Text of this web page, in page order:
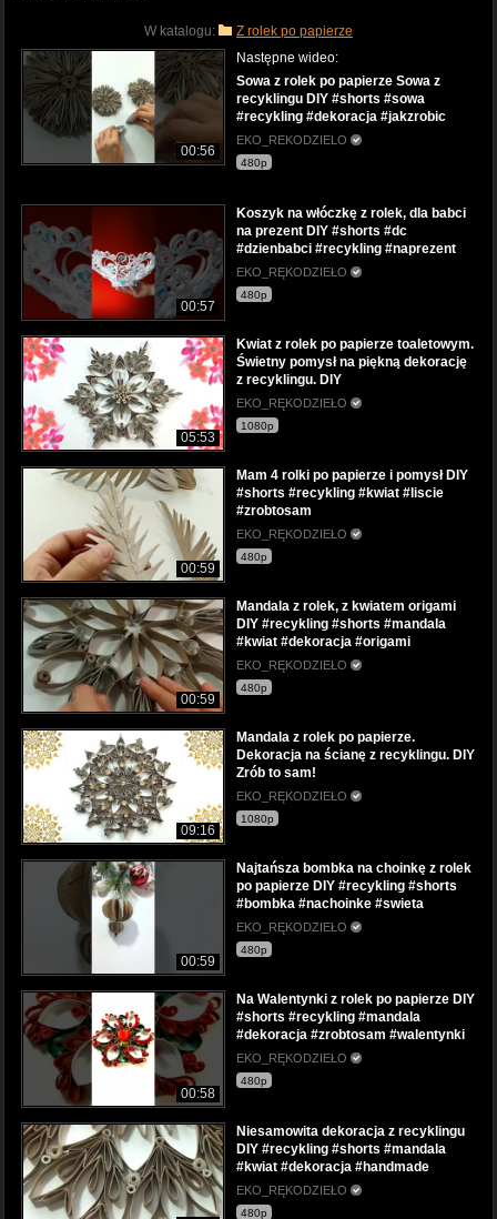
W katalogu: Z rolek po papierze
00:56
Następne wideo:
Sowa z rolek po papierze Sowa z
recyklingu DIY #shorts #sowa
#recykling #dekoracja #jakzrobic
EKO_REKODZIELO
480p
00:57
Koszyk na włóczkę z rolek, dla babci
na prezent DIY #shorts #dc
#dzienbabci #recykling #naprezent
EKO_RĘKODZIEŁO
480p
05:53
Kwiat z rolek po papierze toaletowym.
Świetny pomysł na piękną dekorację
z recyklingu. DIY
EKO_RĘKODZIEŁO
1080p
00:59
Mam 4 rolki po papierze i pomysł DIY
#shorts #recykling #kwiat #liscie
#zrobtosam
EKO_RĘKODZIEŁO
480p
00:59
Mandala z rolek, z kwiatem origami
DIY #recykling #shorts #mandala
#kwiat #dekoracja #origami
EKO_RĘKODZIEŁO
480p
09:16
Mandala z rolek po papierze.
Dekoracja na ścianę z recyklingu. DIY
Zrób to sam!
EKO_RĘKODZIEŁO
1080p
00:59
Najtańsza bombka na choinkę z rolek
po papierze DIY #recykling #shorts
#bombka #nachoinke #swieta
EKO_RĘKODZIEŁO
480p
00:58
Na Walentynki z rolek po papierze DIY
#shorts #recykling #mandala
#dekoracja #zrobtosam #walentynki
EKO_RĘKODZIEŁO
480p
Niesamowita dekoracja z recyklingu
DIY #recykling #shorts #mandala
#kwiat #dekoracja #handmade
EKO_RĘKODZIEŁO
480p